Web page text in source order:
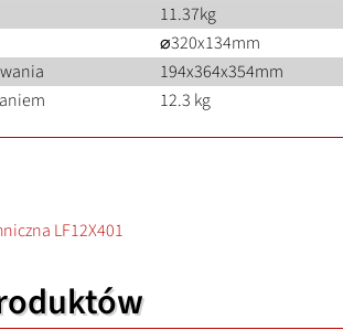
11.37kg
⌀320x134mm
194x364x354mm
12.3 kg
LF12X401